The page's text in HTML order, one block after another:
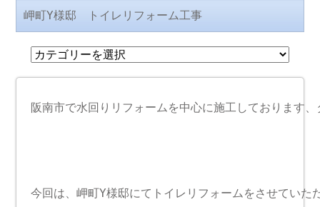
岬町Y様邸 トイレリフォーム工事
阪南市で水回りリフォームを中心に施工しております
今回は、岬町Y様邸にてトイレリフォームをさせていた